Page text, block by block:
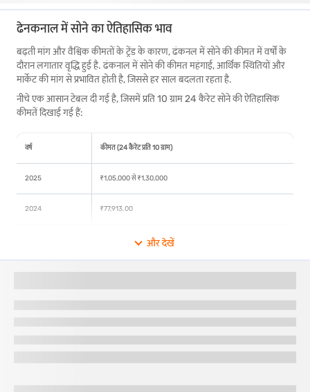
ढेनकनाल में सोने का ऐतिहासिक भाव
बढ़ती मांग और वैश्विक कीमतों के ट्रेंड के कारण, ढंकनल में सोने की कीमत में वर्षों के
दौरान लगातार वृद्धि हुई है. ढंकनाल में सोने की कीमत महंगाई, आर्थिक स्थितियों और
मार्केट की मांग से प्रभावित होती है, जिससे हर साल बदलता रहता है.
नीचे एक आसान टेबल दी गई है, जिसमें प्रति 10 ग्राम 24 कैरेट सोने की ऐतिहासिक
कीमतें दिखाई गई हैं:
वर्ष कीमत (24 कैरेट प्रति 10 ग्राम)
2025 ₹1,05,000 से ₹1,30,000
2024 ₹77,913.00
₹65,330.00
₹48,720.00
और देखें